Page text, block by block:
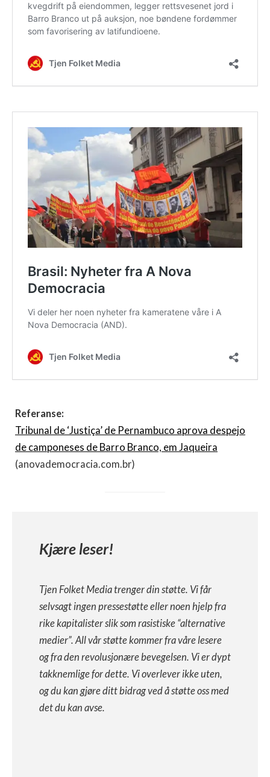
Referanse:
Tribunal de ‘Justiça’ de Pernambuco aprova despejo
de camponeses de Barro Branco, em Jaqueira
(anovademocracia.com.br)
Kjære leser!
Tjen Folket Media trenger din støtte. Vi får
selvsagt ingen pressestøtte eller noen hjelp fra
rike kapitalister slik som rasistiske “alternative
medier”. All vår støtte kommer fra våre lesere
og fra den revolusjonære bevegelsen. Vi er dypt
takknemlige for dette. Vi overlever ikke uten,
og du kan gjøre ditt bidrag ved å støtte oss med
det du kan avse.